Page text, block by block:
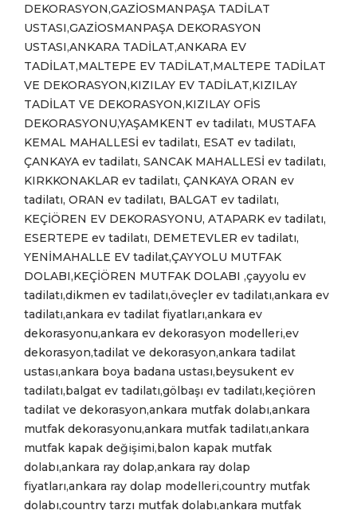
DEKORASYON,GAZİOSMANPAŞA TADİLAT
USTASI,GAZİOSMANPAŞA DEKORASYON
USTASI,ANKARA TADİLAT,ANKARA EV
TADİLAT,MALTEPE EV TADİLAT,MALTEPE TADİLAT
VE DEKORASYON,KIZILAY EV TADİLAT,KIZILAY
TADİLAT VE DEKORASYON,KIZILAY OFİS
DEKORASYONU,YAŞAMKENT ev tadilatı, MUSTAFA
KEMAL MAHALLESİ ev tadilatı, ESAT ev tadilatı,
ÇANKAYA ev tadilatı, SANCAK MAHALLESİ ev tadilatı,
KIRKKONAKLAR ev tadilatı, ÇANKAYA ORAN ev
tadilatı, ORAN ev tadilatı, BALGAT ev tadilatı,
KEÇİÖREN EV DEKORASYONU, ATAPARK ev tadilatı,
ESERTEPE ev tadilatı, DEMETEVLER ev tadilatı,
YENİMAHALLE EV tadilat,ÇAYYOLU MUTFAK
DOLABI,KEÇİÖREN MUTFAK DOLABI ,çayyolu ev
tadilatı,dikmen ev tadilatı,öveçler ev tadilatı,ankara ev
tadilatı,ankara ev tadilat fiyatları,ankara ev
dekorasyonu,ankara ev dekorasyon modelleri,ev
dekorasyon,tadilat ve dekorasyon,ankara tadilat
ustası,ankara boya badana ustası,beysukent ev
tadilatı,balgat ev tadilatı,gölbaşı ev tadilatı,keçiören
tadilat ve dekorasyon,ankara mutfak dolabı,ankara
mutfak dekorasyonu,ankara mutfak tadilatı,ankara
mutfak kapak değişimi,balon kapak mutfak
dolabı,ankara ray dolap,ankara ray dolap
fiyatları,ankara ray dolap modelleri,country mutfak
dolabı,country tarzı mutfak dolabı,ankara mutfak